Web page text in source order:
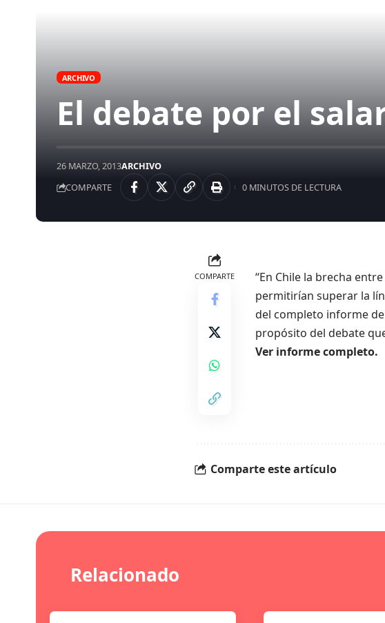
ARCHIVO
El debate por el
26 MARZO, 2013ARCHIVO
COMPARTE
0 MINUTOS DE LECTURA
COMPARTE
“En Chile la brecha
permitirían superar la
del completo informe
propósito del debate
Ver informe completo.
Comparte este artículo
Relacionado